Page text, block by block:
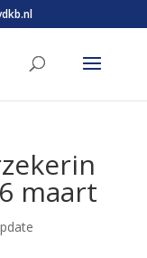
maart